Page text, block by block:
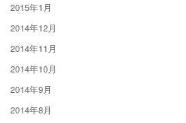
2015年1月
2014年12月
2014年11月
2014年10月
2014年9月
2014年8月